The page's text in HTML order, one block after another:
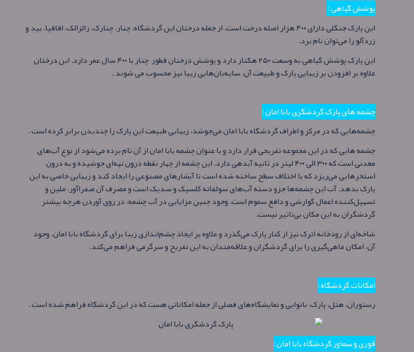
پوشش گیاهی :
این پارک جنگلی دارای ۴۰۰ هزار اصله درخت است. از جمله درختان این گردشگاه، چنار، چنارک، زالزالک، اقاقیا، بید و
زردآلو را می‌توان نام برد.
این پارک پوشش گیاهی به وسعت ۲۵۰ هکتار دارد و پوشش درختان قطور چنار با ۴۰۰ سال عمر دارد. این درختان
علاوه بر افزودن بر زیبایی پارک و طبیعت آن، سایه‌بان‌هایی زیبا نیز محسوب می شوند .
چشمه های پارک گردشگری بابا امان :
چشمه‌هایی که در مرکز و اطراف گردشگاه بابا امان می‌جوشد، زیبایی طبیعت این پارک را چندیدن برابر کرده است .
چشمه‌ هایی که در این مجموعه تفریحی قرار دارد و با عنوان چشمه بابا امان از آن نام برده می‌شود از نوع آب‌های
معدنی است که ۳۰۰ الی ۴۰۰ لیتر در ثانیه آبدهی دارد. این چشمه از چهار نقطه درون تپه‌ای جوشیده و به درون
استخرهایی می‌ریزد که با اختلاف سطح ساخته شده است تا آبشارهای مصنوعی را ایجاد کند و زیبایی خاصی به این
پارک بدهد. آب این چشمه‌ها جزو دسته آب‌های سولفاته کلسیک و سدیک است و مصرف آن صفراآور، ملین و
تسهیل‌کننده اعمال گوارشی و دافع سموم است. وجود چنین مزایایی در آب چشمه، در روی آوردن هرچه بیشتر
گردشگران به این مکان بی‌تاثیر نیست.
شاخه‌ای از رودخانه اترک نیز از کنار پارک می‌گذرد و علاوه بر ایجاد چشم‌اندازی زیبا برای گردشگاه بابا امان، وجود
آن، امکان ماهی‌گیری را برای گردشگران و علاقه‌مندان به این تفریح و سرگرمی فراهم می‌کند.
امکانات گردشگاه :
رستوران، هتل، پارک، نانوایی و نمایشگاه‌های فصلی از جمله امکاناتی هست که در این گردشگاه فراهم شده است .
قوری و سماور گردشگاه بابا امان :